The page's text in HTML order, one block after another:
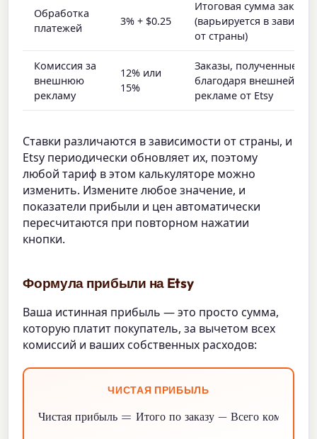
Обработка
платежей
3% + $0.25
Итоговая сумма заказа
(варьируется в
от страны)
Комиссия за
внешнюю
рекламу
12% или
15%
Заказы, полученные
благодаря внешней
рекламе от Etsy
Ставки различаются в зависимости от страны, и
Etsy периодически обновляет их, поэтому
любой тариф в этом калькуляторе можно
изменить. Измените любое значение, и
показатели прибыли и цен автоматически
пересчитаются при повторном нажатии
кнопки.
Формула прибыли на Etsy
Ваша истинная прибыль — это просто сумма,
которую платит покупатель, за вычетом всех
комиссий и ваших собственных расходов:
ЧИСТАЯ ПРИБЫЛЬ
Чи с т ая п ри быль И т о г о п о з аказ у В с ег о к ом
Чистая прибыль=
Итого по заказу−Всего комиссий−
Ваши расходы